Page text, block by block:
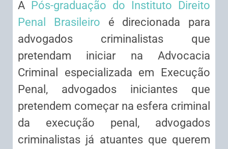
A Pós-graduação do Instituto Direito
Penal Brasileiro é direcionada para
advogados criminalistas que
pretendam iniciar na Advocacia
Criminal especializada em Execução
Penal, advogados iniciantes que
pretendem começar na esfera criminal
da execução penal, advogados
criminalistas já atuantes que querem